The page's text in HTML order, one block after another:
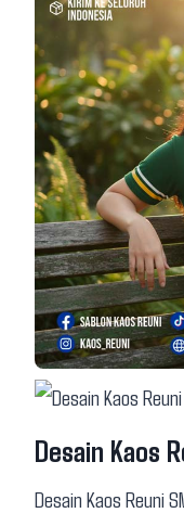
Desain Kaos
Desain Kaos Reuni